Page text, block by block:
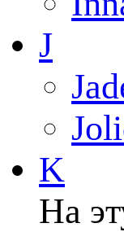
J
K
На